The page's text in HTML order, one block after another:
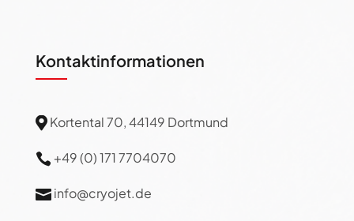
Kontaktinformationen
 Kortental 70, 44149 Dortmund
 +49 (0) 171 7704070
 info@cryojet.de